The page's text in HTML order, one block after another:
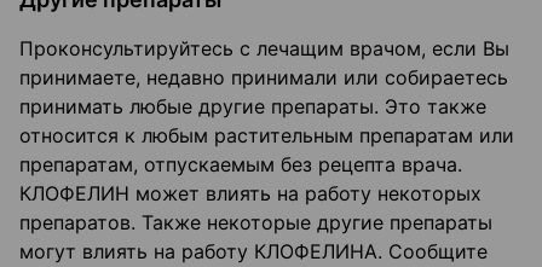
Проконсультируйтесь с лечащим врачом, если Вы
принимаете, недавно принимали или собираетесь
принимать любые другие препараты. Это также
относится к любым растительным препаратам или
препаратам, отпускаемым без рецепта врача.
КЛОФЕЛИН может влиять на работу некоторых
препаратов. Также некоторые другие препараты
могут влиять на работу КЛОФЕЛИНА. Сообщите